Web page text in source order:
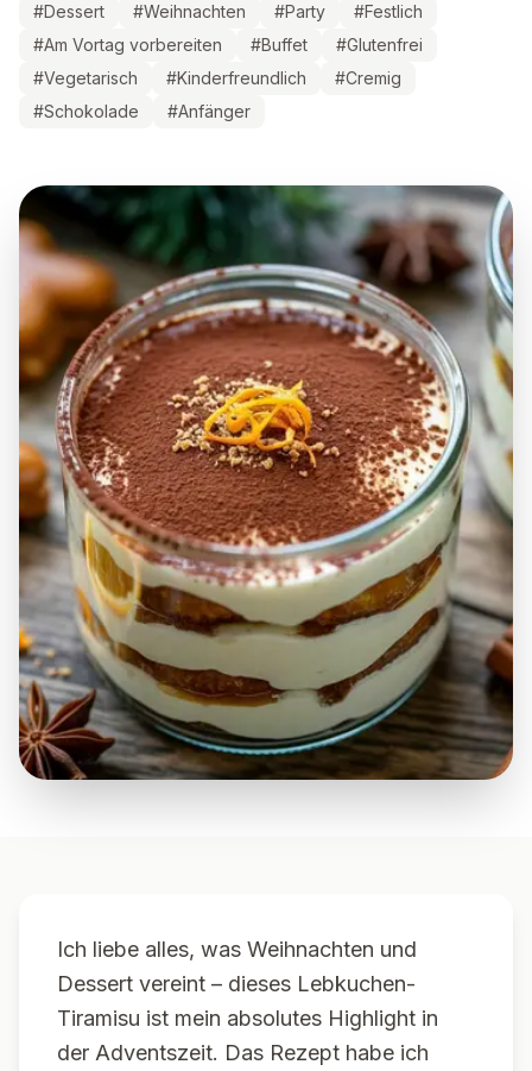
#Dessert #Weihnachten #Party #Festlich
#Am Vortag vorbereiten #Buffet #Glutenfrei
#Vegetarisch #Kinderfreundlich #Cremig
#Schokolade #Anfänger
Ich liebe alles, was Weihnachten und
Dessert vereint – dieses Lebkuchen-
Tiramisu ist mein absolutes Highlight in
der Adventszeit. Das Rezept habe ich